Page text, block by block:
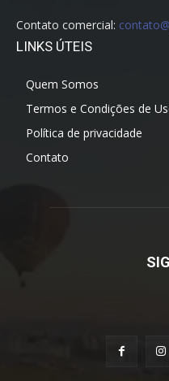
Contato comercial:
LINKS ÚTEIS
Quem Somos
Termos e Condições de
Política de privacidade
Contato